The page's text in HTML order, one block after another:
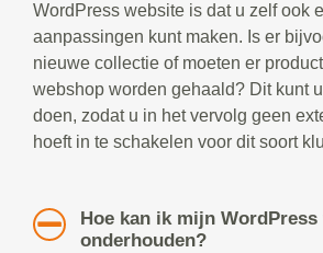
WordPress website is dat u zelf ook
aanpassingen kunt maken. Is er
nieuwe collectie of moeten er
webshop worden gehaald? Dit kunt
doen, zodat u in het vervolg geen
hoeft in te schakelen voor dit soort
Hoe kan ik mijn
onderhouden?